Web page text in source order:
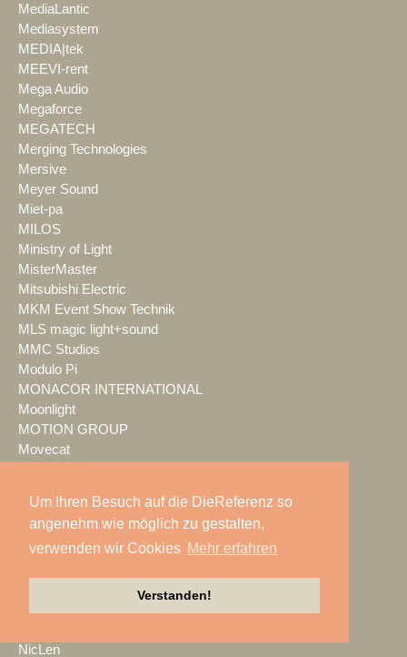
Um Ihren Besuch auf die DieReferenz so
angenehm wie möglich zu gestalten,
verwenden wir Cookies Mehr erfahren
Verstanden!
MediaLantic
Mediasystem
MEDIA|tek
MEEVI-rent
Mega Audio
Megaforce
MEGATECH
Merging Technologies
Mersive
Meyer Sound
Miet-pa
MILOS
Ministry of Light
MisterMaster
Mitsubishi Electric
MKM Event Show Technik
MLS magic light+sound
MMC Studios
Modulo Pi
MONACOR INTERNATIONAL
Moonlight
MOTION GROUP
Movecat
music & light design
MUTEC
NEC Display Solutions
NicLen